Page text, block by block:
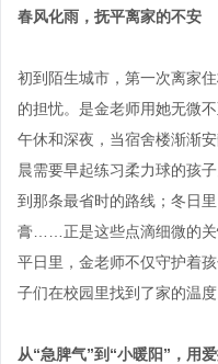
春风化雨，抚平离家的不安
初到陌生城市，第一次离家
的担忧。是金老师用她无微
午休和深夜，当宿舍楼渐渐
晨需要早起练习柔力球的孩
到那条最省时的路线；冬日
膏……正是这些点滴细微的关
平日里，金老师不仅守护着
子们在校园里找到了家的温度
从“急脾气”到 “小暖阳”， 用